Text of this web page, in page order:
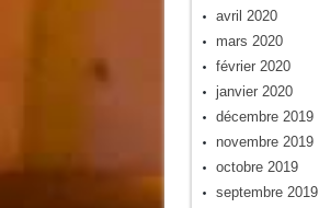
avril 2020
mars 2020
février 2020
janvier 2020
décembre 2019
novembre 2019
octobre 2019
septembre 2019